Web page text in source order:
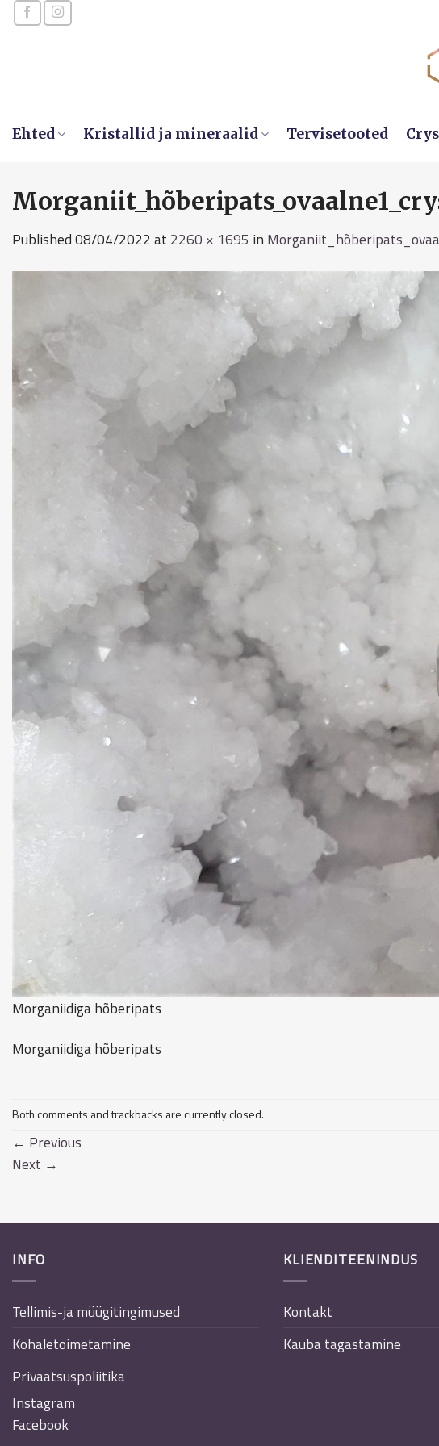
Skip
Ehted Kristallid ja mineraalid Tervisetooted
Published08/04/2022 at 2260 × 1695 in
Morganiidiga hõberipats
Morganiidiga hõberipats
Both comments and trackbacks are currently closed.
← Previous
Next →
INFO
Tellimis-ja müügitingimused
Kohaletoimetamine
Privaatsuspoliitika
Instagram
Facebook
KLIENDITEENINDUS
Kontakt
Kauba tagastamine